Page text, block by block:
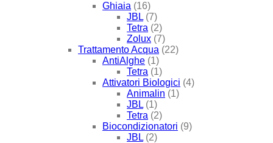
Ghiaia (16)
JBL (7)
Tetra (2)
Zolux (7)
Trattamento Acqua (22)
AntiAlghe (1)
Tetra (1)
Attivatori Biologici (4)
Animalin (1)
JBL (1)
Tetra (2)
Biocondizionatori (9)
JBL (2)